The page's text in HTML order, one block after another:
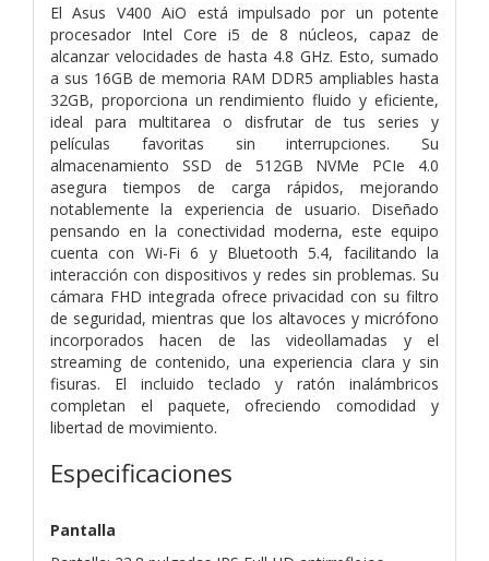
El Asus V400 AiO está impulsado por un potente
procesador Intel Core i5 de 8 núcleos, capaz de
alcanzar velocidades de hasta 4.8 GHz. Esto, sumado
a sus 16GB de memoria RAM DDR5 ampliables hasta
32GB, proporciona un rendimiento fluido y eficiente,
ideal para multitarea o disfrutar de tus series y
películas favoritas sin interrupciones. Su
almacenamiento SSD de 512GB NVMe PCIe 4.0
asegura tiempos de carga rápidos, mejorando
notablemente la experiencia de usuario. Diseñado
pensando en la conectividad moderna, este equipo
cuenta con Wi-Fi 6 y Bluetooth 5.4, facilitando la
interacción con dispositivos y redes sin problemas. Su
cámara FHD integrada ofrece privacidad con su filtro
de seguridad, mientras que los altavoces y micrófono
incorporados hacen de las videollamadas y el
streaming de contenido, una experiencia clara y sin
fisuras. El incluido teclado y ratón inalámbricos
completan el paquete, ofreciendo comodidad y
libertad de movimiento.
Especificaciones
Pantalla